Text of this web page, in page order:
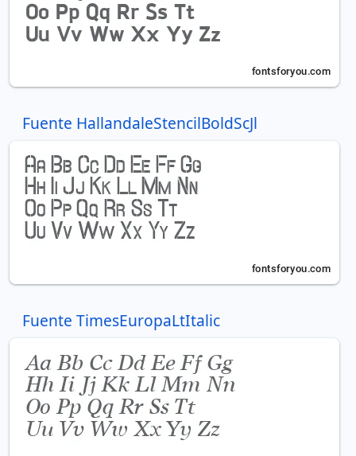
Fuente HallandaleStencilBoldScJl
Fuente TimesEuropaLtItalic